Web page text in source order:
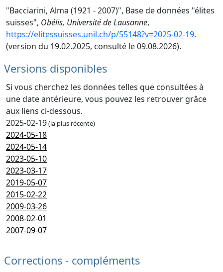
"Bacciarini, Alma (1921 - 2007)", Base de données "élites
suisses", Obélis, Université de Lausanne,
https://elitessuisses.unil.ch/p/55148?v=2025-02-19.
(version du 19.02.2025, consulté le 09.08.2026).
Versions disponibles
Si vous cherchez les données telles que consultées à
une date antérieure, vous pouvez les retrouver grâce
aux liens ci-dessous.
2025-02-19(la plus récente)
2024-05-18
2024-05-14
2023-05-10
2023-03-17
2019-05-07
2015-02-22
2009-03-26
2008-02-01
2007-09-07
Corrections - compléments